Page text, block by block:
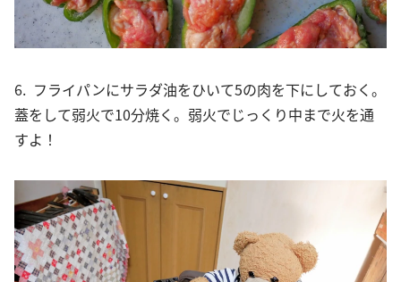
6. フライパンにサラダ油をひいて5の肉を下にしておく。
蓋をして弱火で10分焼く。弱火でじっくり中まで火を通
すよ！